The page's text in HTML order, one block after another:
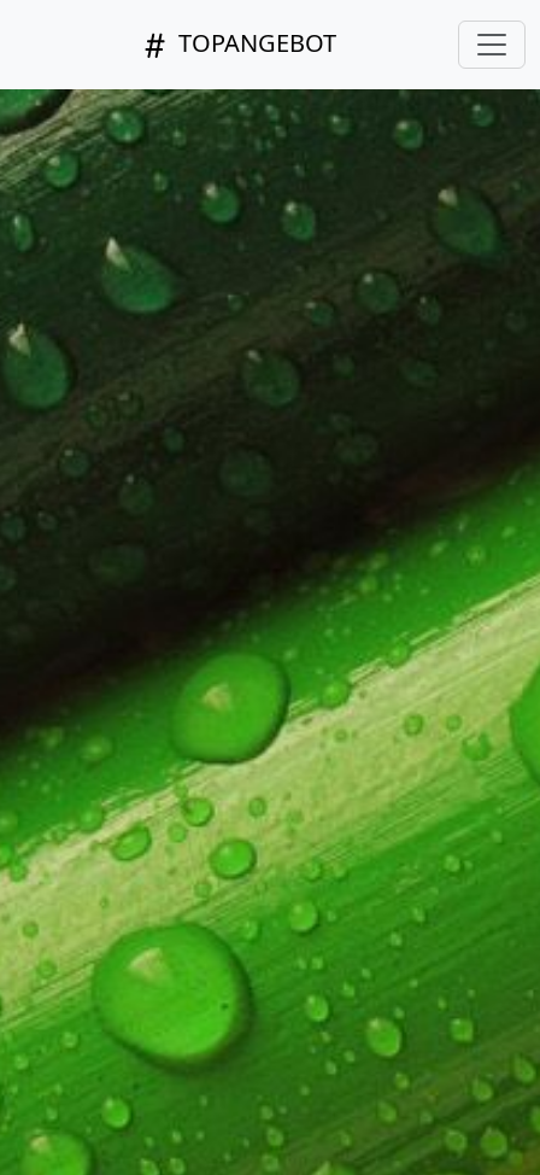
TOPANGEBOT